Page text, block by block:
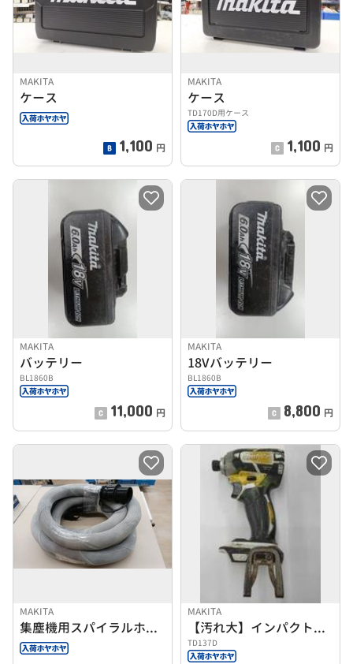
MAKITA
ケース
1,100 円
MAKITA
ケース
TD170D用ケース
1,100 円
MAKITA
バッテリー
BL1860B
11,000 円
MAKITA
18Vバッテリー
BL1860B
8,800 円
MAKITA
集塵機用スパイラルホース
MAKITA
【汚れ大】インパクトドライバー
TD137D